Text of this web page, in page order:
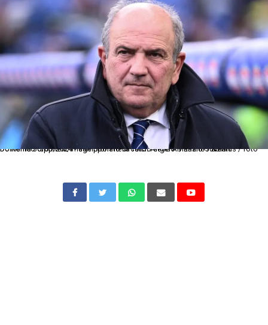
Dc Roma 30/03/2024 - campionato di calcio serie A / Lazio-Juventus / foto Domenico Cippitelli/Image Sport nella foto: Angelo Mariano Fabiani